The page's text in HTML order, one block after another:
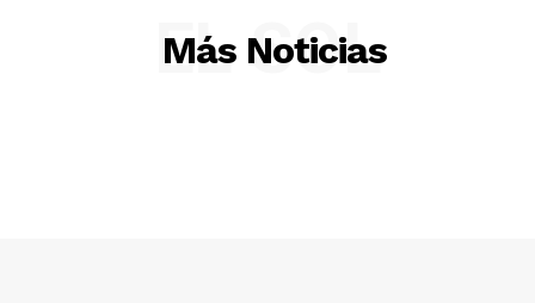
Más Noticias
EL SOL